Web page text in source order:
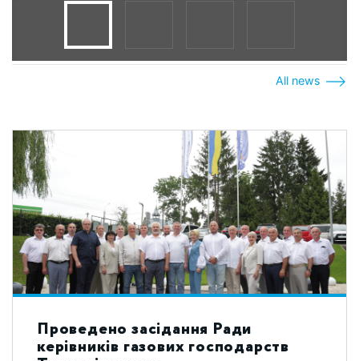
All news
Проведено засідання Ради
керівників газових господарств